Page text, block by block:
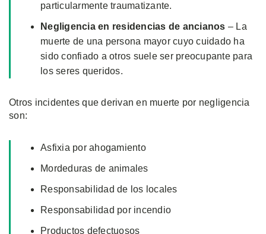
particularmente traumatizante.
Negligencia en residencias de ancianos – La
muerte de una persona mayor cuyo cuidado ha
sido confiado a otros suele ser preocupante para
los seres queridos.
Otros incidentes que derivan en muerte por negligencia
son:
Asfixia por ahogamiento
Mordeduras de animales
Responsabilidad de los locales
Responsabilidad por incendio
Productos defectuosos